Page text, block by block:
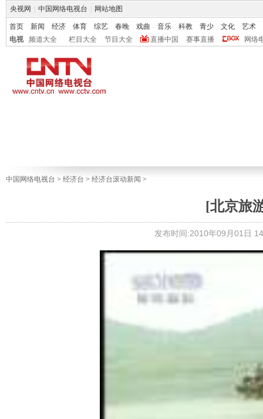
央视网 中国网络电视台 网站地图
首页 新闻 经济 体育 综艺 春晚 戏曲 音乐 科教 青少 文化
艺术
电视
频道大全 栏目大全 节目大全 直播中国 赛事直播 网络
中国网络电视台 > 经济台 > 经济台滚动新闻 >
[北京旅
发布时间:2010年09月01日